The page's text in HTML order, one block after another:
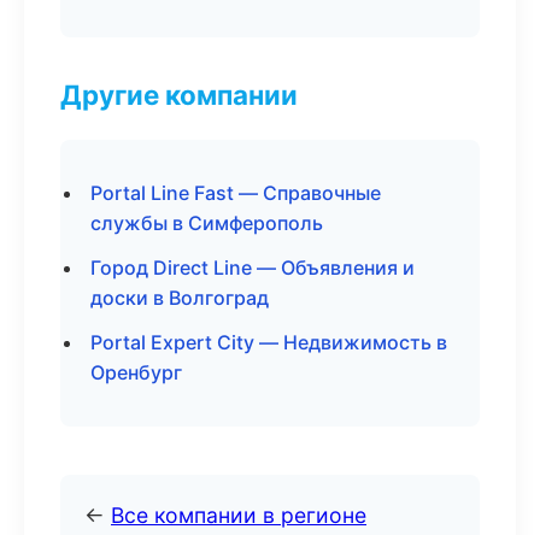
Другие компании
Portal Line Fast — Справочные
службы в Симферополь
Город Direct Line — Объявления и
доски в Волгоград
Portal Expert City — Недвижимость в
Оренбург
← Все компании в регионе